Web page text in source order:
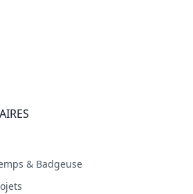
& Badgeuse